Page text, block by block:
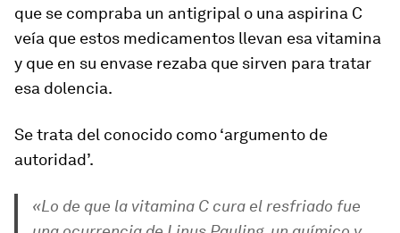
que se compraba un antigripal o una aspirina C
veía que estos medicamentos llevan esa vitamina
y que en su envase rezaba que sirven para tratar
esa dolencia.
Se trata del conocido como ‘argumento de
autoridad’.
«Lo de que la vitamina C cura el resfriado fue